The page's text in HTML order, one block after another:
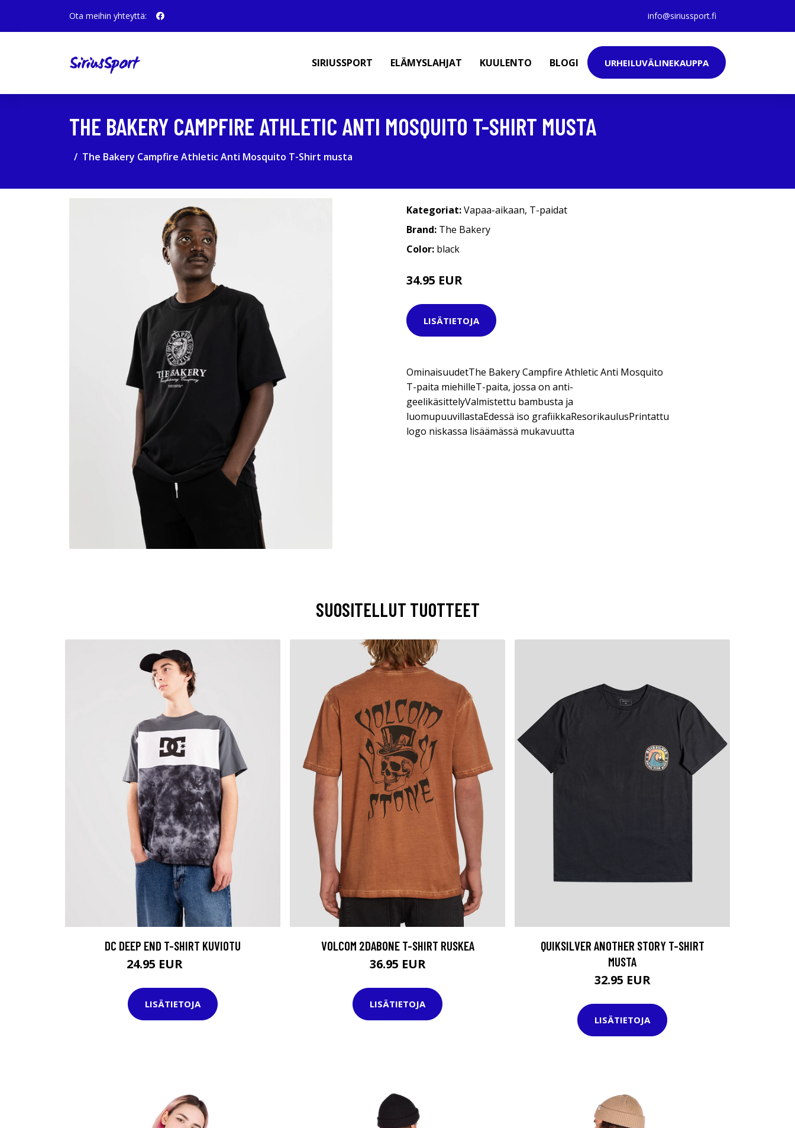
Ota meihin yhteyttä: info@siriussport.fi
SIRIUSSPORT ELÄMYSLAHJAT KUULENTO BLOGI URHEILUVÄLINEKAUPPA
THE BAKERY CAMPFIRE ATHLETIC ANTI MOSQUITO T-SHIRT MUSTA
The Bakery Campfire Athletic Anti Mosquito T-Shirt musta
Kategoriat:Vapaa-aikaan, T-paidat
Brand: The Bakery
Color: black
34.95 EUR
LISÄTIETOJA
OminaisuudetThe Bakery Campfire Athletic Anti Mosquito
T-paita miehilleT-paita, jossa on anti-
geelikäsittelyValmistettu bambusta ja
luomupuuvillastaEdessä iso grafiikkaResorikaulusPrintattu
logo niskassa lisäämässä mukavuutta
SUOSITELLUT TUOTTEET
DC DEEP END T-SHIRT KUVIOTU
24.95 EUR
LISÄTIETOJA
VOLCOM 2DABONE T-SHIRT RUSKEA
36.95 EUR
LISÄTIETOJA
QUIKSILVER ANOTHER STORY T-SHIRT
MUSTA
32.95 EUR
LISÄTIETOJA